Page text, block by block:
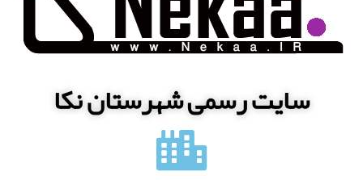
سایت رسمی شهرستان نکا